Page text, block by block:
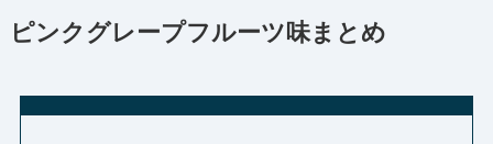
ピンクグレープフルーツ味まとめ